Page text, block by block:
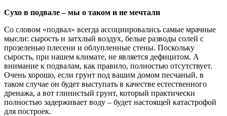
Сухо в подвале – мы о таком и не мечтали
Со словом «подвал» всегда ассоциировались самые мрачные
мысли: сырость и затхлый воздух, белые разводы солей с
прозеленью плесени и облупленные стены. Поскольку
сырость, при нашем климате, не является дефицитом. А
внимание к подвалам, как правило, полностью отсутствует.
Очень хорошо, если грунт под вашим домом песчаный, в
таком случае он будет выступать в качестве естественного
дренажа, а вот глинистый грунт, который практически
полностью задерживает воду – будет настоящей катастрофой
для построек.